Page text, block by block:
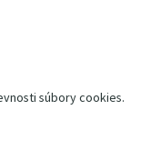
súbory cookies.